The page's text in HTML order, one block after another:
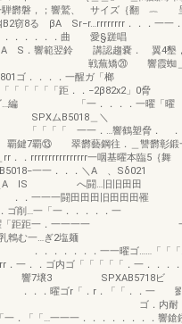
騨欝磐，；響鷲、 サイズ｛翻 ︷
8る βA Sr−r…rrrrrrrr．．．一一．
一．．．．．．．曲 愛§蹉唱
S．響範翌鈴 講認趨嚢． 翼4墾
登． 戦蕪矯⑳ 響霞蜘＿
ゴ．．．．一醒ガ「榔
「「「「「「距．．−2β82x2」0脅
ゴ…編 「一．．．．一曜「曜
SPXムB5018＿＼
一一．…響鶴塑脅． ．
鍵7覇⑬ 翠欝藝鋼往．＿讐欝彰鍛
．．rrrrrrrrrrrrrrrr一咽基曜本臨5｛舞
一一．．．＼A 、
A IS へ闘…旧旧田田
闘田田田旧田田田罹
ゴ削…一「一．．．．．一
・曜「距距一．一一一一
む一…ぎ2塩麺
．．一一曜ゴ……「「「
．一．．ゴ内ゴ「「「「「．一．．．．
一 響7壌3 SPXAB5718ビ
ゴr「．r．「「．．一 劉
ゴ．内耐
一．「「…一一一．．．．．．．．響鎗